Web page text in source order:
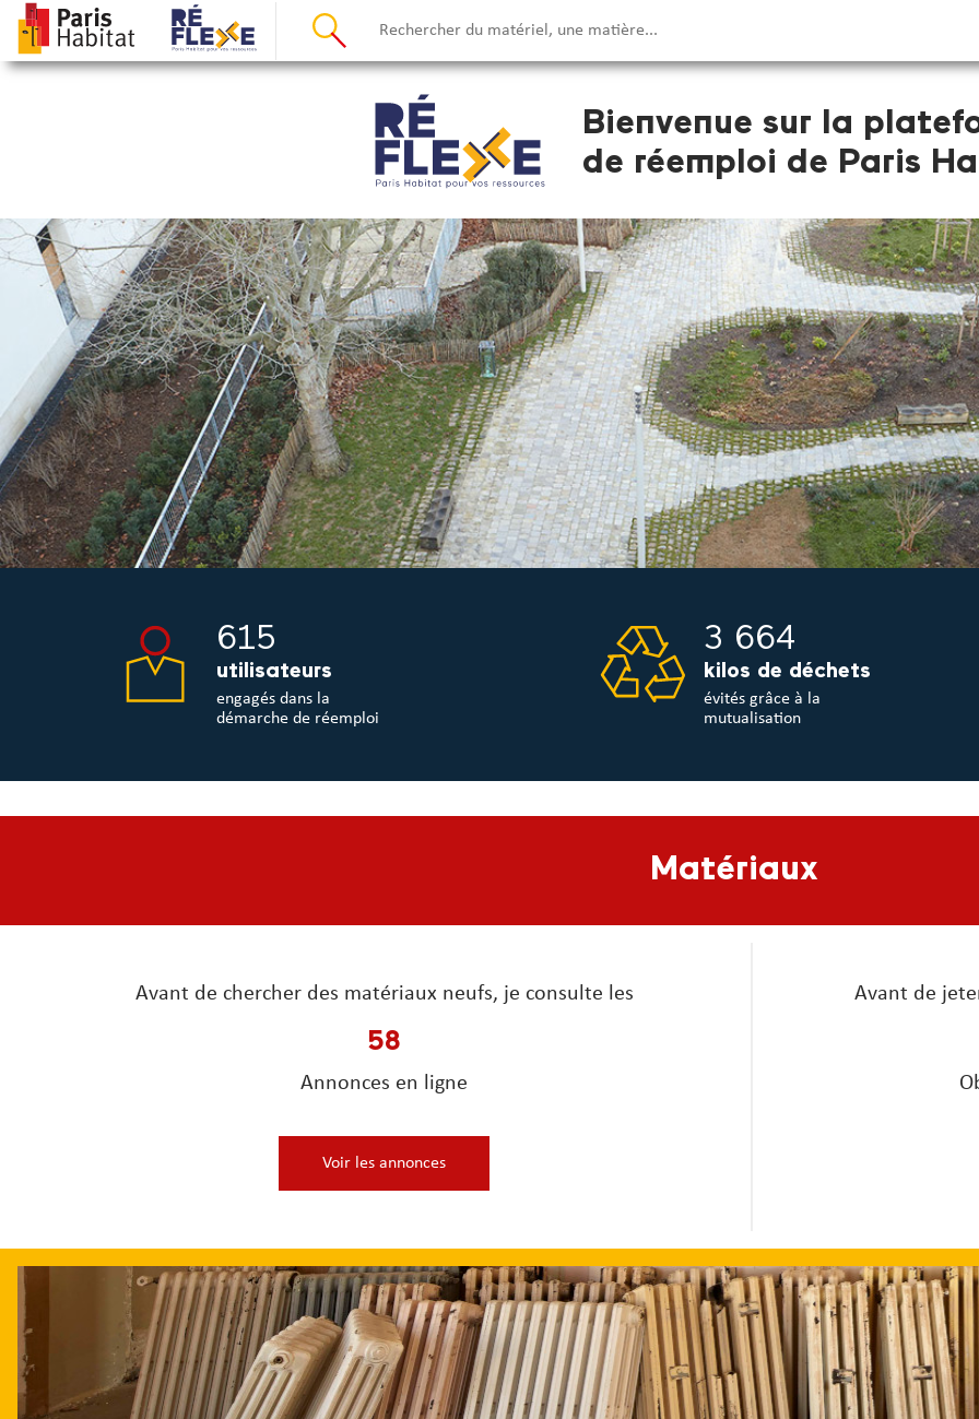
Bienvenue sur la
de réemploi de Paris
615
utilisateurs
engagés dans la
démarche de réemploi
3 664
kilos de déchets
évités grâce à la
mutualisation
Matériaux
Avant de chercher des matériaux neufs, je consulte les
58
Annonces en ligne
Voir les annonces
Avant de